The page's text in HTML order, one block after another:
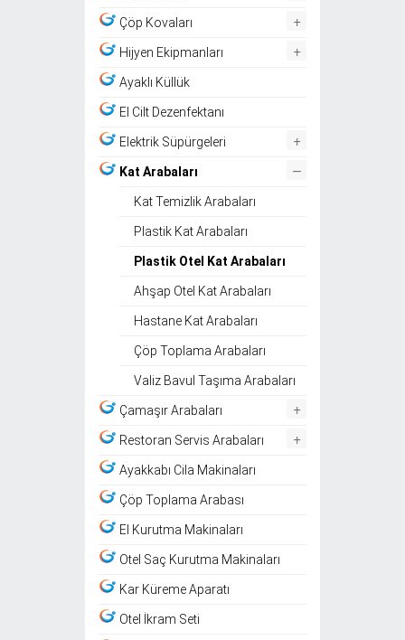
Çöp Kovaları +
Hijyen Ekipmanları +
Ayaklı Küllük
El Cilt Dezenfektanı
Elektrik Süpürgeleri +
Kat Arabaları –
Kat Temizlik Arabaları
Plastik Kat Arabaları
Plastik Otel Kat Arabaları
Ahşap Otel Kat Arabaları
Hastane Kat Arabaları
Çöp Toplama Arabaları
Valiz Bavul Taşıma Arabaları
Çamaşır Arabaları +
Restoran Servis Arabaları +
Ayakkabı Cila Makinaları
Çöp Toplama Arabası
El Kurutma Makinaları
Otel Saç Kurutma Makinaları
Kar Küreme Aparatı
Otel İkram Seti